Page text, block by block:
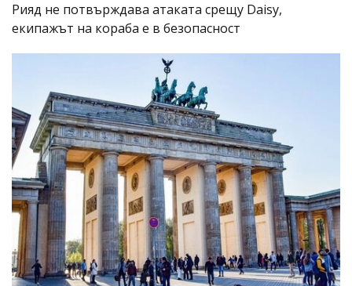
Рияд не потвърждава атаката срещу Daisy,
екипажът на кораба е в безопасност